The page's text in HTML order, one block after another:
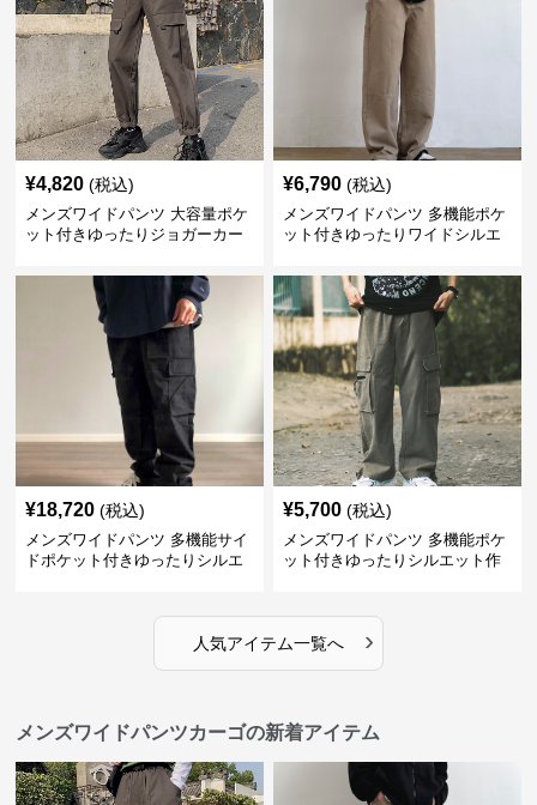
¥4,820 (税込)
メンズワイドパンツ 大容量ポケ
ット付きゆったりジョガーカー
¥6,790 (税込)
メンズワイドパンツ 多機能ポケ
ット付きゆったりワイドシルエ
¥18,720 (税込)
メンズワイドパンツ 多機能サイ
ドポケット付きゆったりシルエ
¥5,700 (税込)
メンズワイドパンツ 多機能ポケ
ット付きゆったりシルエット作
人気アイテム一覧へ ›
メンズワイドパンツカーゴの新着アイテム